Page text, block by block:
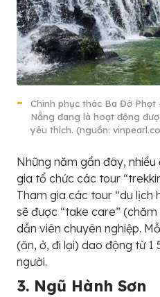
Chinh phục thác Ba Đờ Phọt
Nẵng đang là hoạt động
yêu thích. (nguồn:
Những năm gần đây,
gia tổ chức các tour
Tham gia các tour “du lịch
sẽ được “take care”
dẫn viên chuyên nghiệp.
(ăn, ở, đi lại) dao động từ
người.
3. Ngũ Hành Sơn